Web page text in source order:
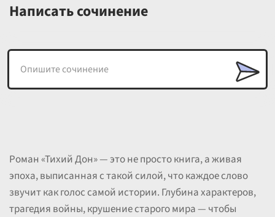
Написать сочинение
Роман «Тихий Дон» — это не просто книга, а живая
эпоха, выписанная с такой силой, что каждое слово
звучит как голос самой истории. Глубина характеров,
трагедия войны, крушение старого мира — чтобы